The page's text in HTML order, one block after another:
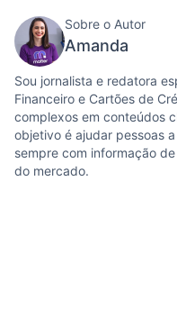
Sobre o Autor
Amanda
Sou jornalista e redatora
Financeiro e Cartões de
complexos em conteúdos
objetivo é ajudar pessoas
sempre com informação
do mercado.